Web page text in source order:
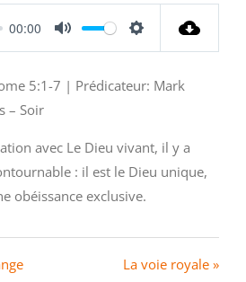
00:00
Mute Settings
5:1-7 | Prédicateur: Mark
– Soir
avec Le Dieu vivant, il y a
: il est le Dieu unique,
obéissance exclusive.
La voie royale »